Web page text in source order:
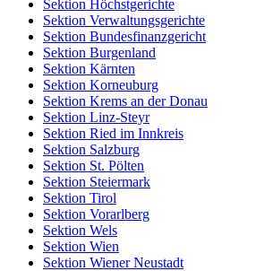
Sektion Höchstgerichte
Sektion Verwaltungsgerichte
Sektion Bundesfinanzgericht
Sektion Burgenland
Sektion Kärnten
Sektion Korneuburg
Sektion Krems an der Donau
Sektion Linz-Steyr
Sektion Ried im Innkreis
Sektion Salzburg
Sektion St. Pölten
Sektion Steiermark
Sektion Tirol
Sektion Vorarlberg
Sektion Wels
Sektion Wien
Sektion Wiener Neustadt